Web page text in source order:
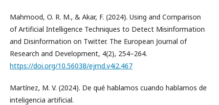
Mahmood, O. R. M., & Akar, F. (2024). Using and Comparison
of Artificial Intelligence Techniques to Detect Misinformation
and Disinformation on Twitter. The European Journal of
Research and Development, 4(2), 254–264.
https://doi.org/10.56038/ejrnd.v4i2.467
Martínez, M. V. (2024). De qué hablamos cuando hablamos de
inteligencia artificial.